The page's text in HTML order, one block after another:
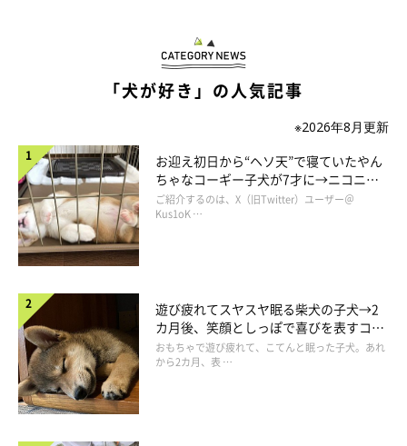
「犬が好き」の人気記事
※2026年8月更新
お迎え初日から“ヘソ天”で寝ていたやん
ちゃなコーギー子犬が7才に→ニコニ
コ“コーギースマイル”が魅力のコに成
長！
ご紹介するのは、X（旧Twitter）ユーザー＠
Kus1oK …
遊び疲れてスヤスヤ眠る柴犬の子犬→2
カ月後、笑顔としっぽで喜びを表すコに
成長！
おもちゃで遊び疲れて、こてんと眠った子犬。あれ
から2カ月、表 …